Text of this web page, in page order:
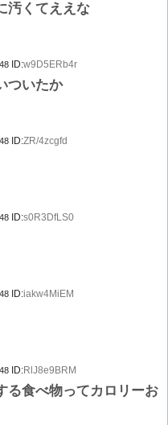
汚くてええな
ID:w9D5ERb4r
ついたか
ID:ZR/4zcgfd
ID:s0R3DfLS0
ID:iakw4MiEM
ID:RlJ8e9BRM
る食べ物ってカロリーお